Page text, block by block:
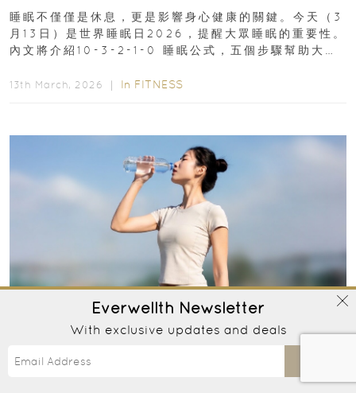
睡眠不僅僅是休息，更是影響身心健康的關鍵。今天（3
月13日）是世界睡眠日2026，提醒大眾睡眠的重要性。
內文將介紹10-3-2-1-0 睡眠公式，五個步驟幫助大家
13th March, 2026 ｜ In FITNESS
高可多活9.7年
Everwellth Newsletter
With exclusive updates and deals